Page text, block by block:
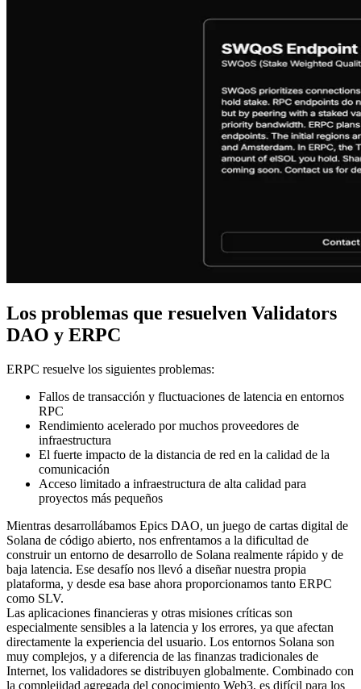
Los problemas que resuelven Validators
DAO y ERPC
ERPC resuelve los siguientes problemas:
Fallos de transacción y fluctuaciones de latencia en entornos
RPC
Rendimiento acelerado por muchos proveedores de
infraestructura
El fuerte impacto de la distancia de red en la calidad de la
comunicación
Acceso limitado a infraestructura de alta calidad para
proyectos más pequeños
Mientras desarrollábamos Epics DAO, un juego de cartas digital de
Solana de código abierto, nos enfrentamos a la dificultad de
construir un entorno de desarrollo de Solana realmente rápido y de
baja latencia. Ese desafío nos llevó a diseñar nuestra propia
plataforma, y desde esa base ahora proporcionamos tanto ERPC
como SLV.
Las aplicaciones financieras y otras misiones críticas son
especialmente sensibles a la latencia y los errores, ya que afectan
directamente la experiencia del usuario. Los entornos Solana son
muy complejos, y a diferencia de las finanzas tradicionales de
Internet, los validadores se distribuyen globalmente. Combinado con
la complejidad agregada del conocimiento Web3, es difícil para los